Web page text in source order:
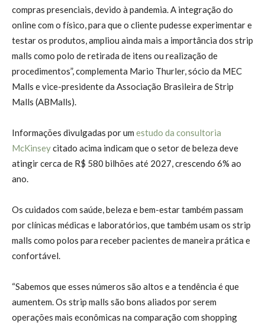
compras presenciais, devido à pandemia. A integração do
online com o físico, para que o cliente pudesse experimentar e
testar os produtos, ampliou ainda mais a importância dos strip
malls como polo de retirada de itens ou realização de
procedimentos”, complementa Mario Thurler, sócio da MEC
Malls e vice-presidente da Associação Brasileira de Strip
Malls (ABMalls).
Informações divulgadas por um estudo da consultoria
McKinseycitado acima indicam que o setor de beleza deve
atingir cerca de R$ 580 bilhões até 2027, crescendo 6% ao
ano.
Os cuidados com saúde, beleza e bem-estar também passam
por clínicas médicas e laboratórios, que também usam os strip
malls como polos para receber pacientes de maneira prática e
confortável.
“Sabemos que esses números são altos e a tendência é que
aumentem. Os strip malls são bons aliados por serem
operações mais econômicas na comparação com shopping